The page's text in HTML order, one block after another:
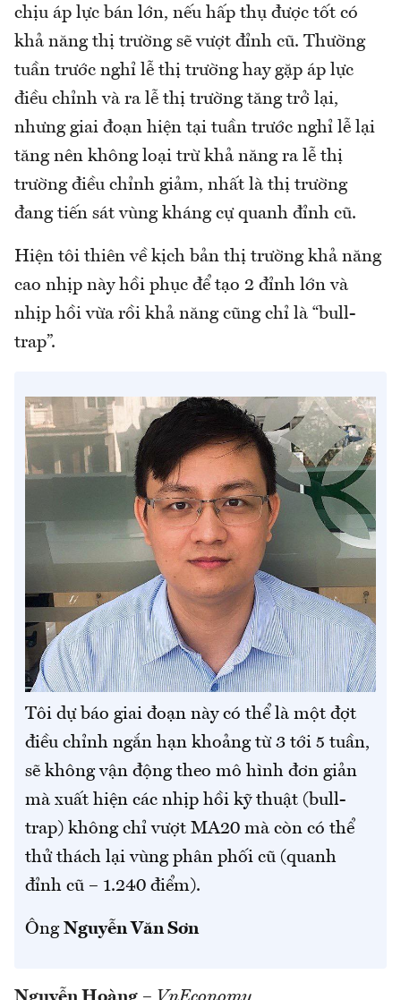
chịu áp lực bán lớn, nếu hấp thụ được tốt có
khả năng thị trường sẽ vượt đỉnh cũ. Thường
tuần trước nghỉ lễ thị trường hay gặp áp lực
điều chỉnh và ra lễ thị trường tăng trở lại,
nhưng giai đoạn hiện tại tuần trước nghỉ lễ lại
tăng nên không loại trừ khả năng ra lễ thị
trường điều chỉnh giảm, nhất là thị trường
đang tiến sát vùng kháng cự quanh đỉnh cũ.
Hiện tôi thiên về kịch bản thị trường khả năng
cao nhịp này hồi phục để tạo 2 đỉnh lớn và
nhịp hồi vừa rồi khả năng cũng chỉ là “bull-
trap”.
Tôi dự báo giai đoạn này có thể là một đợt
điều chỉnh ngắn hạn khoảng từ 3 tới 5 tuần,
sẽ không vận động theo mô hình đơn giản
mà xuất hiện các nhịp hồi kỹ thuật (bull-
trap) không chỉ vượt MA20 mà còn có thể
thử thách lại vùng phân phối cũ (quanh
đỉnh cũ – 1.240 điểm).
Ông Nguyễn Văn Sơn